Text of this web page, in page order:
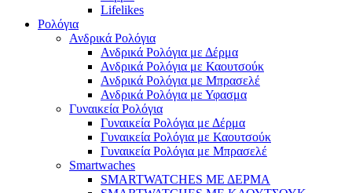
Lifelikes
Ρολόγια
Ανδρικά Ρολόγια
Ανδρικά Ρολόγια με Δέρμα
Ανδρικά Ρολόγια με Καουτσούκ
Ανδρικά Ρολόγια με Μπρασελέ
Ανδρικά Ρολόγια με Υφασμα
Γυναικεία Ρολόγια
Γυναικεία Ρολόγια με Δέρμα
Γυναικεία Ρολόγια με Καουτσούκ
Γυναικεία Ρολόγια με Μπρασελέ
Smartwaches
SMARTWATCHES ΜΕ ΔΕΡΜΑ